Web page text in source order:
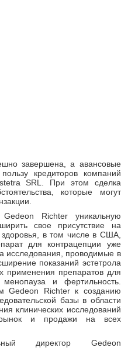
завершена, а авансовые
кредиторов компаний
SRL. При этом сделка
которые могут
Richter уникальную
свое присутствие на
в том числе в США,
для контрацепции уже
исследования, проводимые в
показаний эстетрола
применения препаратов для
и фертильность.
Gedeon Richter к созданию
базы в области
клинических исследований
и продажи на всех
директор Gedeon